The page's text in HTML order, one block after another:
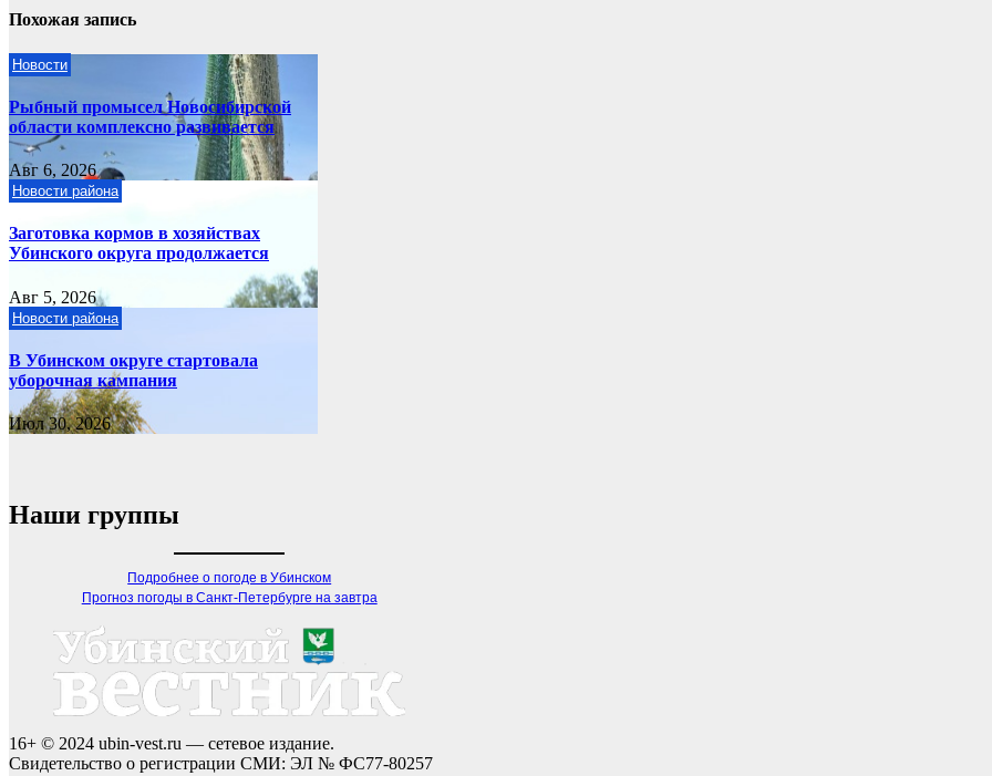
Похожая запись
Новости
Рыбный промысел Новосибирской
области комплексно развивается
Авг 6, 2026
Новости района
Заготовка кормов в хозяйствах
Убинского округа продолжается
Авг 5, 2026
Новости района
В Убинском округе стартовала
уборочная кампания
Июл 30, 2026
Наши группы
Подробнее о погоде в Убинском
Прогноз погоды в Санкт-Петербурге на завтра
16+ © 2024 ubin-vest.ru — сетевое издание.
Свидетельство о регистрации СМИ: ЭЛ № ФС77-80257